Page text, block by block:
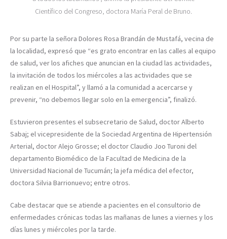
Científico del Congreso, doctora María Peral de Bruno.
Por su parte la señora Dolores Rosa Brandán de Mustafá, vecina de
la localidad, expresó que “es grato encontrar en las calles al equipo
de salud, ver los afiches que anuncian en la ciudad las actividades,
la invitación de todos los miércoles a las actividades que se
realizan en el Hospital”, y llamó a la comunidad a acercarse y
prevenir, “no debemos llegar solo en la emergencia”, finalizó.
Estuvieron presentes el subsecretario de Salud, doctor Alberto
Sabaj; el vicepresidente de la Sociedad Argentina de Hipertensión
Arterial, doctor Alejo Grosse; el doctor Claudio Joo Turoni del
departamento Biomédico de la Facultad de Medicina de la
Universidad Nacional de Tucumán; la jefa médica del efector,
doctora Silvia Barrionuevo; entre otros.
Cabe destacar que se atiende a pacientes en el consultorio de
enfermedades crónicas todas las mañanas de lunes a viernes y los
días lunes y miércoles por la tarde.